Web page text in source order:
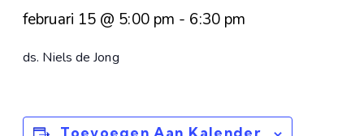
februari 15 @ 5:00 pm - 6:30 pm
ds. Niels de Jong
Toevoegen Aan Kalender